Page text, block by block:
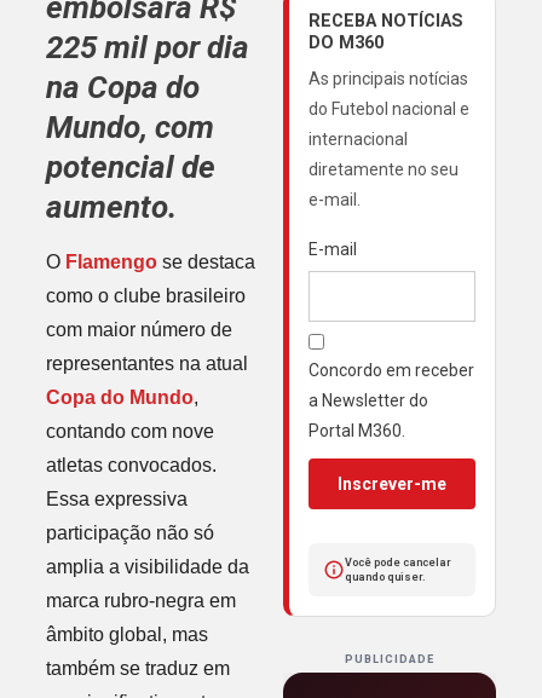
225 mil por dia
na Copa do
Mundo, com
potencial de
aumento.
O Flamengose destaca
como o clube brasileiro
com maior número de
representantes na atual
Copa do Mundo,
contando com nove
atletas convocados.
Essa expressiva
participação não só
amplia a visibilidade da
marca rubro-negra em
âmbito global, mas
também se traduz em
RECEBA NOTÍCIAS
DO M360
As principais notícias
do Futebol nacional e
internacional
diretamente no seu
e-mail.
E-mail
Concordo em receber
a Newsletter do
Portal M360.
Inscrever-me
Você pode cancelar
quando quiser.
PUBLICIDADE